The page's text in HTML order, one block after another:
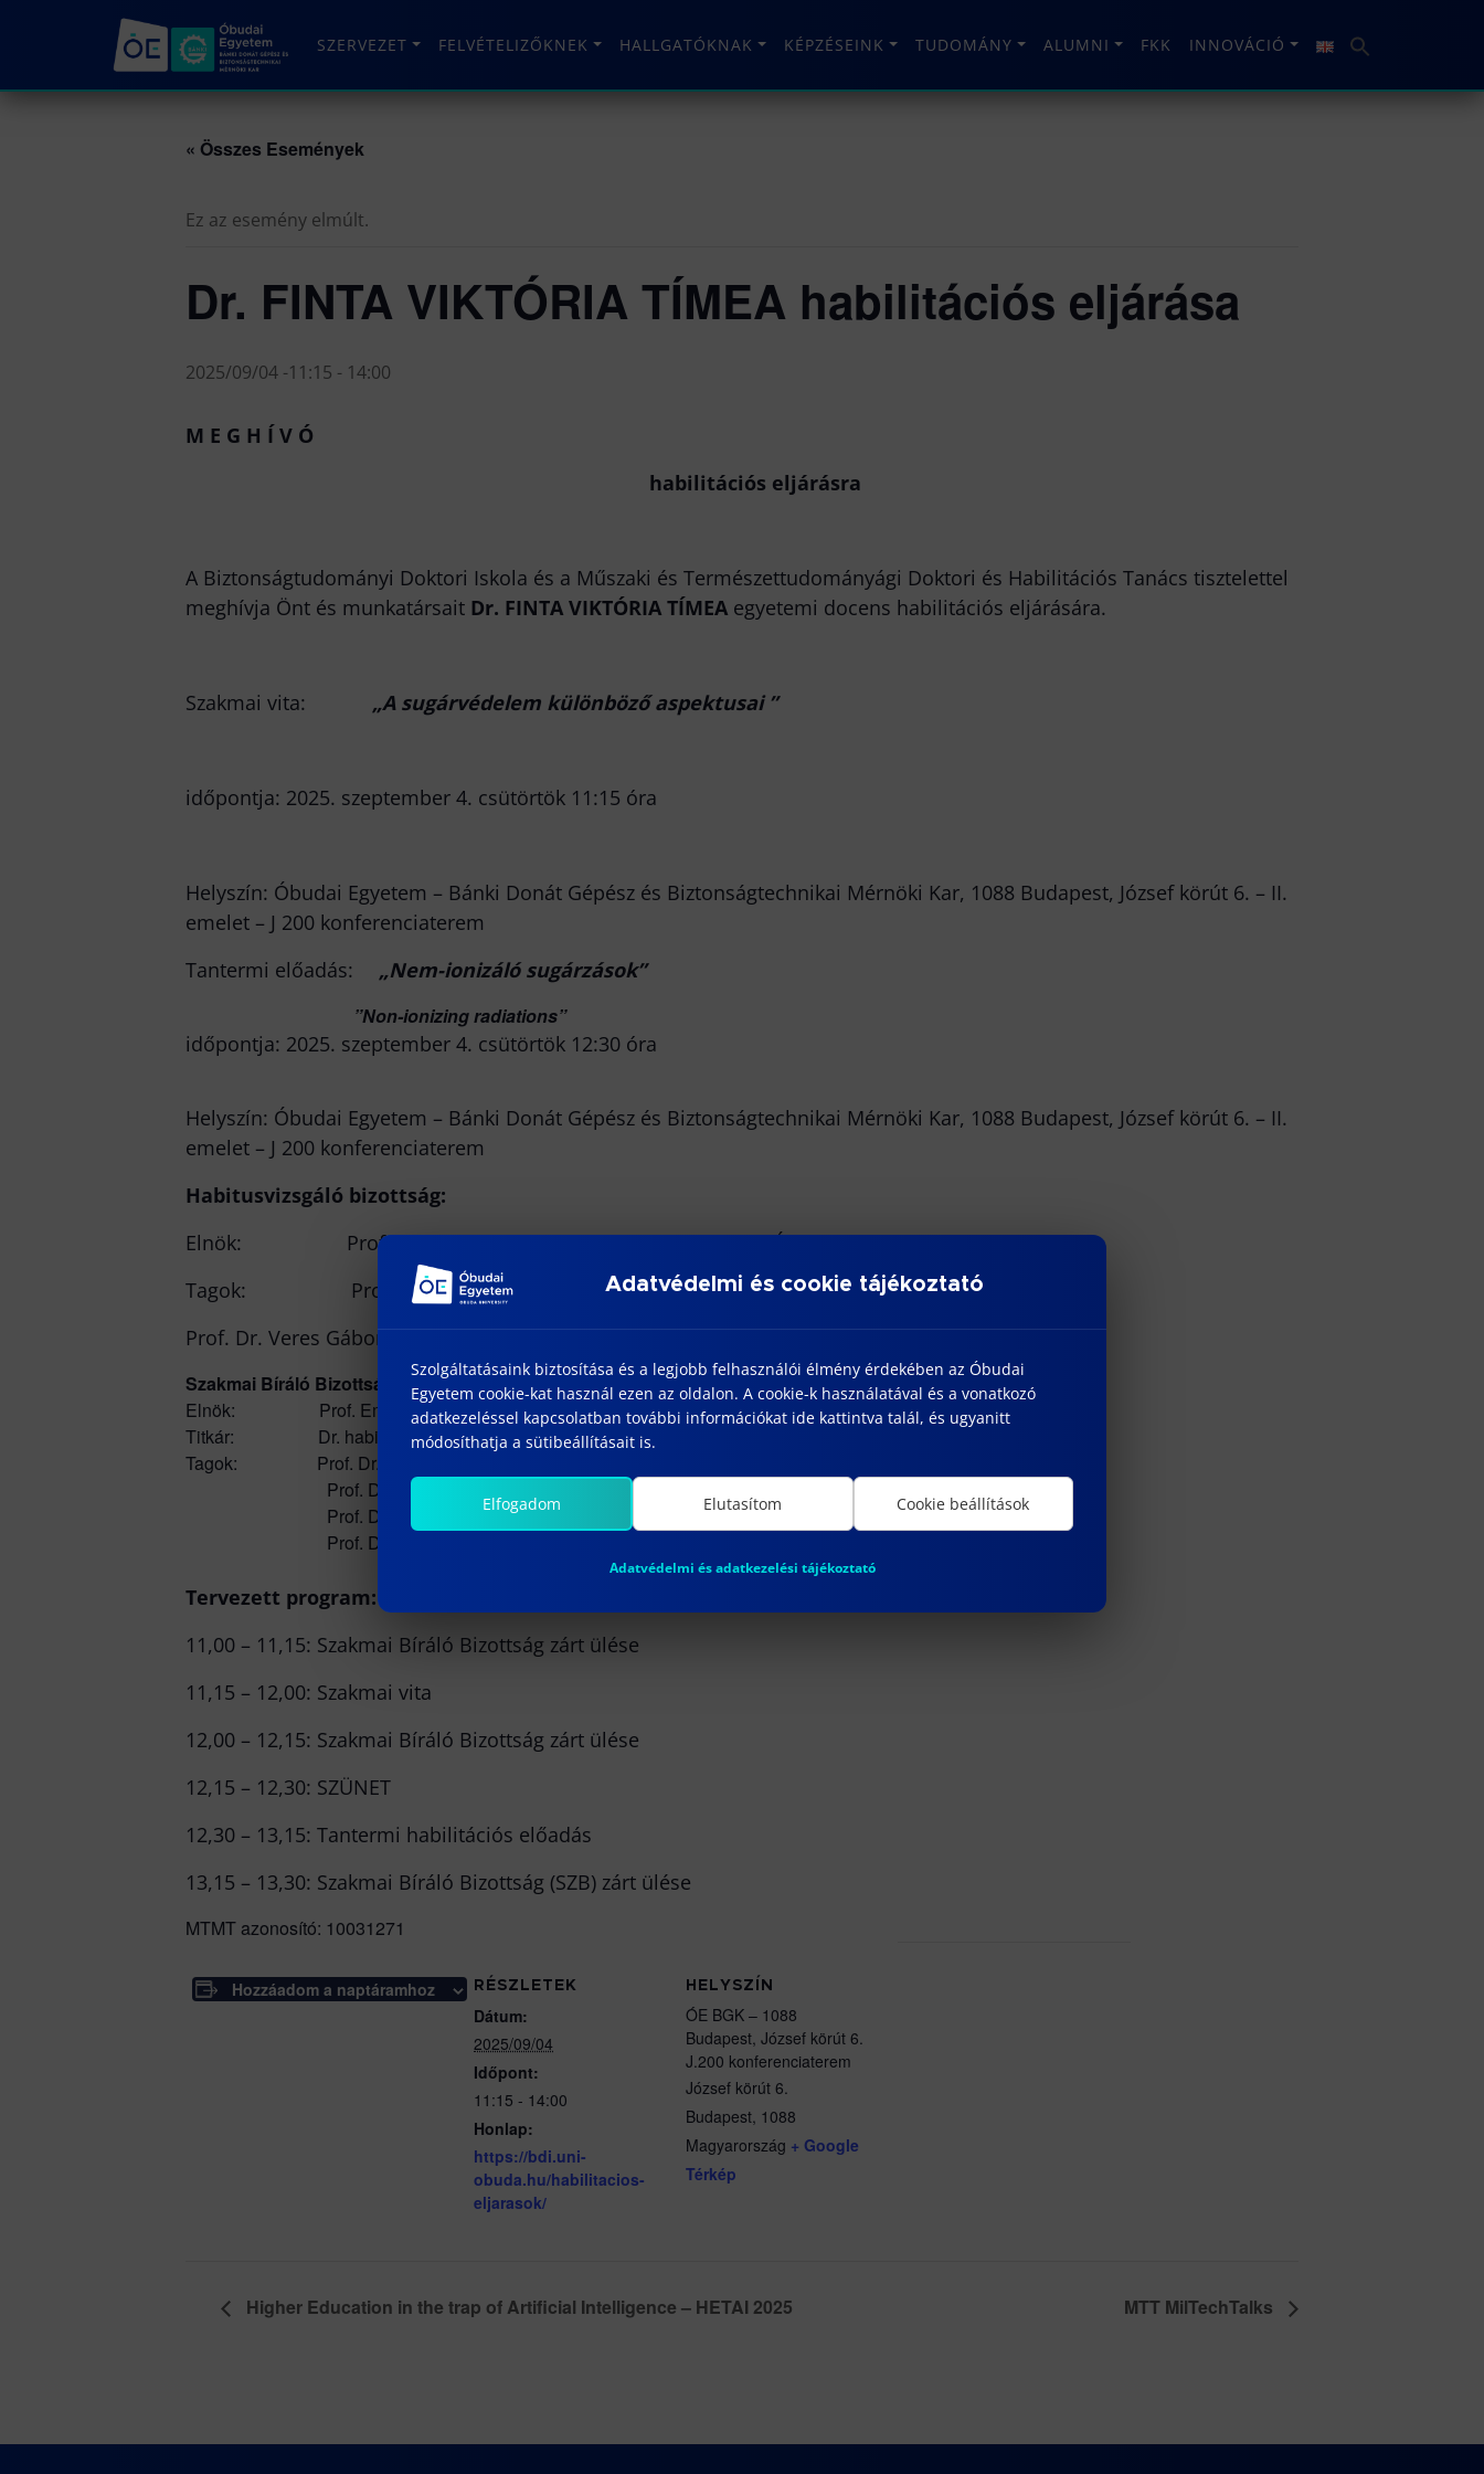
SZERVEZET FELVÉTELIZŐKNEK HALLGATÓKNAK KÉPZÉSEINK TUDOMÁNY ALUMNI FKK INNOVÁCIÓ
« Összes Események
Ez az esemény elmúlt.
Dr. FINTA VIKTÓRIA TÍMEA habilitációs eljárása
2025/09/04 -11:15 - 14:00
M E G H Í V Ó
habilitációs eljárásra
A Biztonságtudományi Doktori Iskola és a Műszaki és Természettudományági Doktori és Habilitációs Tanács tisztelettel
meghívja Önt és munkatársait Dr. FINTA VIKTÓRIA TÍMEA egyetemi docens habilitációs eljárására.
Szakmai vita: „A sugárvédelem különböző aspektusai ”
időpontja: 2025. szeptember 4. csütörtök 11:15 óra
Helyszín: Óbudai Egyetem – Bánki Donát Gépész és Biztonságtechnikai Mérnöki Kar, 1088 Budapest, József körút 6. – II.
emelet – J 200 konferenciaterem
Tantermi előadás:
„Nem-ionizáló sugárzások”
”Non-ionizing radiations”
időpontja: 2025. szeptember 4. csütörtök 12:30 óra
Helyszín: Óbudai Egyetem – Bánki Donát Gépész és Biztonságtechnikai Mérnöki Kar, 1088 Budapest, József körút 6. – II.
emelet – J 200 konferenciaterem
Habitusvizsgáló bizottság:
Elnök: Prof. Em. Dr. Berek Lajos professor emeritus, ÓE
Tagok: Prof. Dr. Besenyő János egyetemi tanár; ÓE
Prof. Dr. Veres Gábor egyetemi tanár; külső – ELTE
Szakmai Bíráló Bizottság
Elnök: Prof. Em. Dr. Berek Lajos professor emeritus, ÓE
Titkár: Dr. habil. Horváth-Kálmán Eszter egyetemi docens, ÓE
Tagok: Prof. Dr. Berek Tamás egyetemi tanár; külső – NKE
Prof. Dr. Restás Ágoston egyetemi tanár; NKE
Prof. Dr. Besenyő János egyetemi tanár; ÓE
Prof. Dr. Veres Gábor egyetemi tanár; külső – ELTE
Tervezett program:
11,00 – 11,15: Szakmai Bíráló Bizottság zárt ülése
11,15 – 12,00: Szakmai vita
12,00 – 12,15: Szakmai Bíráló Bizottság zárt ülése
12,15 – 12,30: SZÜNET
12,30 – 13,15: Tantermi habilitációs előadás
13,15 – 13,30: Szakmai Bíráló Bizottság (SZB) zárt ülése
MTMT azonosító: 10031271
Hozzáadom a naptáramhoz RÉSZLETEK
Dátum:
2025/09/04
Időpont:
11:15 - 14:00
Honlap:
https://bdi.uni-
obuda.hu/habilitacios-
eljarasok/
HELYSZÍN
ÓE BGK – 1088
Budapest, József körút 6.
J.200 konferenciaterem
József körút 6.
Budapest, 1088
Magyarország + Google
Térkép
Higher Education in the trap of Artificial Intelligence – HETAI 2025 MTT MilTechTalks
Adatvédelmi és cookie tájékoztató
Szolgáltatásaink biztosítása és a legjobb felhasználói élmény érdekében az Óbudai
Egyetem cookie-kat használ ezen az oldalon. A cookie-k használatával és a vonatkozó
adatkezeléssel kapcsolatban további információkat ide kattintva talál, és ugyanitt
módosíthatja a sütibeállításait is.
Elfogadom Elutasítom Cookie beállítások
Adatvédelmi és adatkezelési tájékoztató